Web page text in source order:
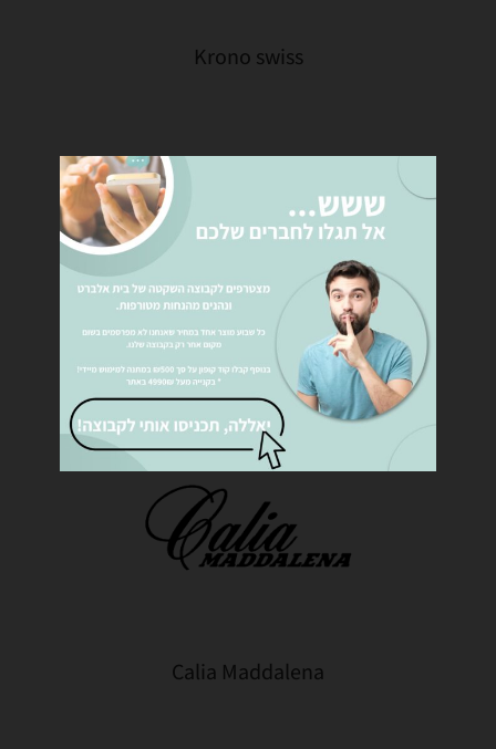
Krono swiss
Quick Step
Calia Maddalena